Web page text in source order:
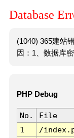
Database
(1040) 365建站
因：1、数据库
PHP Debug
No. File
1
/